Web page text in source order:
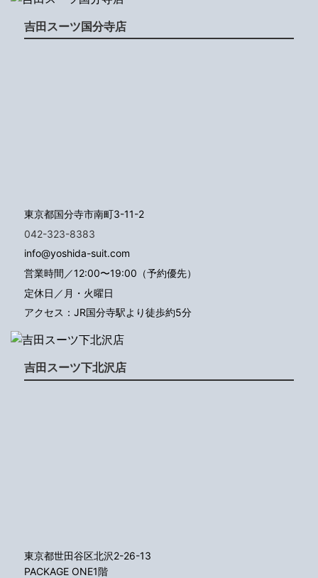
吉田スーツ国分寺店
東京都国分寺市南町3-11-2
042-323-8383
info@yoshida-suit.com
営業時間／12:00〜19:00（予約優先）
定休日／月・火曜日
アクセス：JR国分寺駅より徒歩約5分
吉田スーツ下北沢店
東京都世田谷区北沢2-26-13
PACKAGE ONE1階